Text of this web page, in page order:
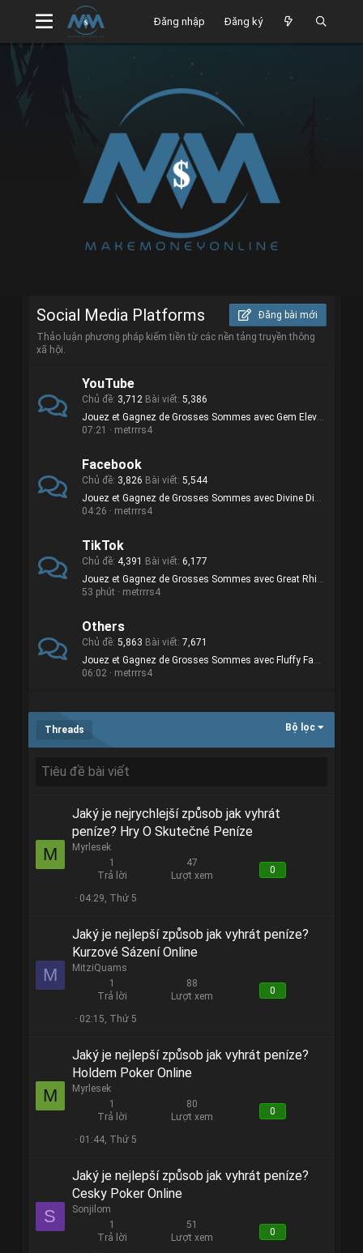
Đăng nhập Đăng ký
Social Media Platforms
Đăng bài mới
Thảo luận phương pháp kiếm tiền từ các nền tảng truyền thông
xã hội.
YouTube
Chủ đề 3,712 Bài viết 5,386
Jouez et Gagnez de Grosses Sommes avec Gem Elevator €€€
07:21
metrrrs4
Facebook
Chủ đề 3,826 Bài viết 5,544
Jouez et Gagnez de Grosses Sommes avec Divine Divas €€
04:26
metrrrs4
TikTok
Chủ đề 4,391 Bài viết 6,177
Jouez et Gagnez de Grosses Sommes avec Great Rhino Megaways $$$
53 phút
metrrrs4
Others
Chủ đề 5,863 Bài viết 7,671
Jouez et Gagnez de Grosses Sommes avec Fluffy Favourites.
06:02
metrrrs4
Threads Bộ lọc
M
Jaký je nejrychlejší způsob jak vyhrát
peníze? Hry O Skutečné Peníze
Myrlesek
1
Trả lời
47
Lượt xem
0
04:29, Thứ 5
M
Jaký je nejlepší způsob jak vyhrát peníze?
Kurzové Sázení Online
MitziQuams
1
Trả lời
88
Lượt xem
0
02:15, Thứ 5
M
Jaký je nejlepší způsob jak vyhrát peníze?
Holdem Poker Online
Myrlesek
1
Trả lời
80
Lượt xem
0
01:44, Thứ 5
S
Jaký je nejlepší způsob jak vyhrát peníze?
Cesky Poker Online
Sonjilom
1
Trả lời
51
Lượt xem
0